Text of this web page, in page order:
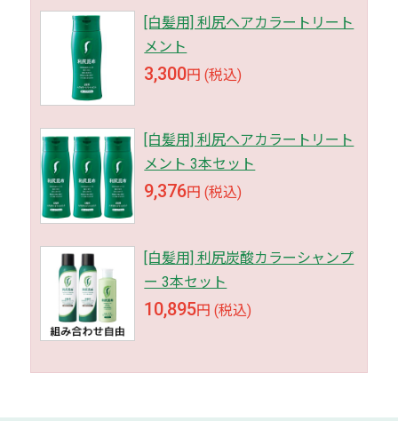
[白髪用] 利尻ヘアカラートリート
メント
3,300円 (税込)
[白髪用] 利尻ヘアカラートリート
メント 3本セット
9,376円 (税込)
[白髪用] 利尻炭酸カラーシャンプ
ー 3本セット
10,895円 (税込)